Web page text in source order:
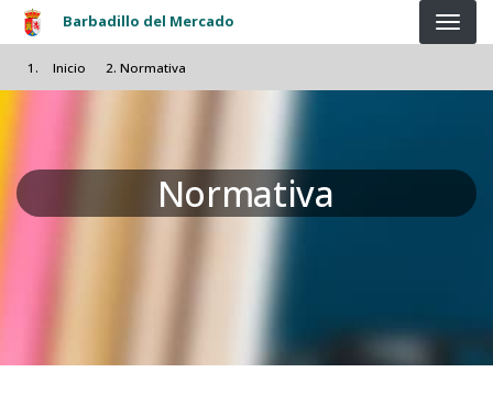
Pasar al contenido principal
Barbadillo del Mercado
Inicio Normativa
Normativa